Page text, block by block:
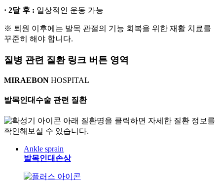
· 2달 후 : 일상적인 운동 가능
※ 퇴원 이후에는 발목 관절의 기능 회복을 위한 재활 치료를
꾸준히 해야 합니다.
질병 관련 질환 링크 버튼 영역
MIRAEBON HOSPITAL
발목인대수술 관련 질환
아래 질환명을 클릭하면 자세한 질환 정보를
확인해보실 수 있습니다.
Ankle sprain
발목인대손상